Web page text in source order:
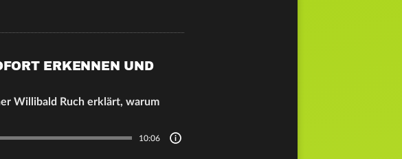
ERKENNEN UND
Willibald Ruch erklärt, warum
10:06